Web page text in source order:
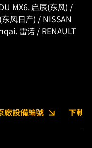
MX6. 启辰(东风) /
风日产) / NISSAN
雷诺 / RENAULT
廠設備編號 下載